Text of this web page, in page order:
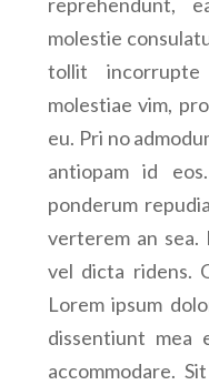
reprehendunt,
molestie
tollit
molestiae vim,
eu. Pri no
antiopam id
ponderum
verterem an sea.
vel dicta ridens.
Lorem ipsum
dissentiunt mea
accommodare.